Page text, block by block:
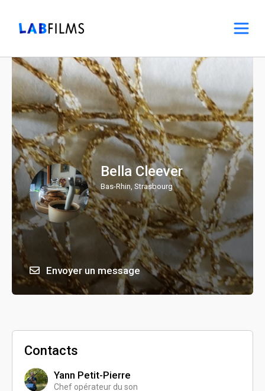
Bella Cleever
Bas-Rhin, Strasbourg
Envoyer un message
Contacts
Yann Petit-Pierre
Chef opérateur du son